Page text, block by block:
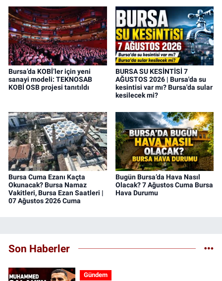
Bursa’da KOBİ’ler için yeni
sanayi modeli: TEKNOSAB
KOBİ OSB projesi tanıtıldı
BURSA SU KESİNTİSİ 7
AĞUSTOS 2026 | Bursa'da su
kesintisi var mı? Bursa'da sular
kesilecek mi?
Bursa Cuma Ezanı Kaçta
Okunacak? Bursa Namaz
Vakitleri, Bursa Ezan Saatleri |
07 Ağustos 2026 Cuma
Bugün Bursa’da Hava Nasıl
Olacak? 7 Ağustos Cuma Bursa
Hava Durumu
Son Haberler
Gündem